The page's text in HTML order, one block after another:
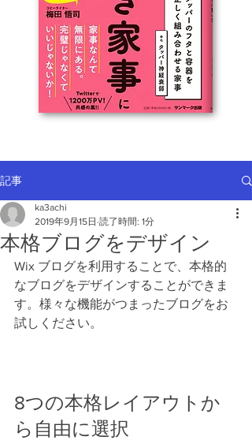
記事
本格ブログをデザイン
ka3achi
2019年9月15日 読了時間: 1分
Wix ブログを利用することで、本格的
なブログをデザインすることができま
す。様々な機能がつまったブログをお
試しください。
8つの本格レイアウトか
ら自由に選択